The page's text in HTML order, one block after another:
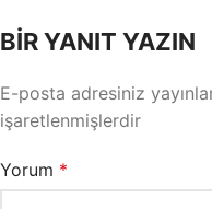
BIR YANIT YAZIN
E-posta adresiniz
işaretlenmişlerdir
Yorum *